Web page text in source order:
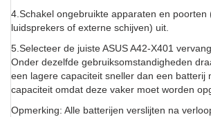
4.Schakel ongebruikte apparaten en poorten
luidsprekers of externe schijven) uit.
5.Selecteer de juiste ASUS A42-X401
Onder dezelfde gebruiksomstandigheden
een lagere capaciteit sneller dan een batterij
capaciteit omdat deze vaker moet worden
Opmerking: Alle batterijen verslijten na